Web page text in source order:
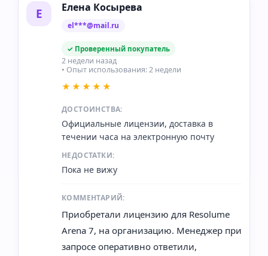
Е Елена Косырева
el***@mail.ru
✓ Проверенный покупатель
2 недели назад
• Опыт использования: 2 недели
★★★★★
ДОСТОИНСТВА:
Официальные лицензии, доставка в
течении часа на электронную почту
НЕДОСТАТКИ:
Пока не вижу
КОММЕНТАРИЙ:
Приобретали лицензию для Resolume
Arena 7, на организацию. Менеджер при
запросе оперативно ответили,